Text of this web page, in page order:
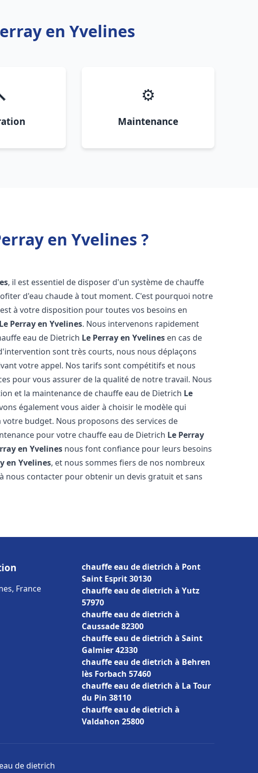
en Yvelines
⚙️
Maintenance
en Yvelines ?
, il est essentiel de disposer d'un système de chauffe
d'eau chaude à tout moment. C'est pourquoi notre
à votre disposition pour toutes vos besoins en
Le Perray en Yvelines. Nous intervenons rapidement
eau de Dietrich Le Perray en Yvelines en cas de
sont très courts, nous nous déplaçons
votre appel. Nos tarifs sont compétitifs et nous
pour vous assurer de la qualité de notre travail. Nous
et la maintenance de chauffe eau de Dietrich Le
également vous aider à choisir le modèle qui
budget. Nous proposons des services de
pour votre chauffe eau de Dietrich Le Perray
en Yvelines nous font confiance pour leurs besoins
en Yvelines, et nous sommes fiers de nos nombreux
nous contacter pour obtenir un devis gratuit et sans
France
chauffe eau de dietrich à Pont
Saint Esprit 30130
chauffe eau de dietrich à Yutz
57970
chauffe eau de dietrich à
Caussade 82300
chauffe eau de dietrich à Saint
Galmier 42330
chauffe eau de dietrich à Behren
lès Forbach 57460
chauffe eau de dietrich à La Tour
du Pin 38110
chauffe eau de dietrich à
Valdahon 25800
de dietrich